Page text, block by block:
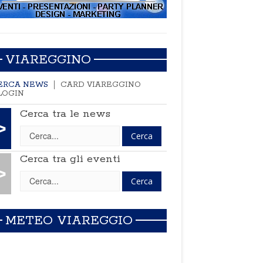
VIAREGGINO
NEWS
CARD VIAREGGINO
Cerca tra le news
Cerca tra gli eventi
METEO VIAREGGIO